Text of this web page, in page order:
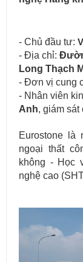
- Chủ đầu tư:
- Địa chỉ:
Long Thạch
- Đơn vị cung
- Nhân viên
Anh, giám sát
Eurostone là
ngoại thất
không - Học
nghệ cao